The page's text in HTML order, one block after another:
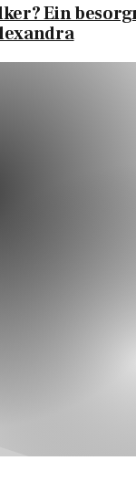
Ein